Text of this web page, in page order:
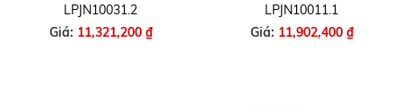
LPJN10031.2
Giá: 11,321,200 ₫
LPJN10011.1
Giá: 11,902,400 ₫